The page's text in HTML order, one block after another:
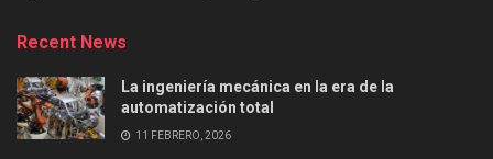
Recent News
La ingeniería mecánica en la era de la
automatización total
11 FEBRERO, 2026